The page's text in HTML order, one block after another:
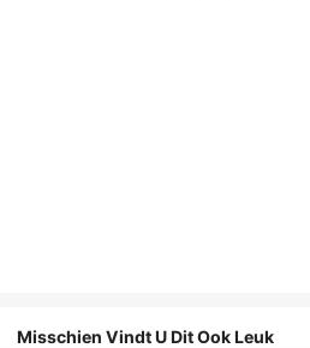
Misschien Vindt U Dit Ook Leuk